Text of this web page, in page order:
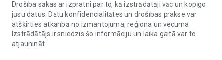
Augstas ātruma failu apstrāde
Precīza formatējuma un fontu attēlošana
Datu kešatmiņa ātrai atkārtotai piekļuvei
Vienkārša un intuitīva lietotāja saskarne
Drošība sākas ar izpratni par to, kā izstrādātāji vāc un kopīgo
jūsu datus. Datu konfidencialitātes un drošības prakse var
atšķirties atkarībā no izmantojuma, reģiona un vecuma.
Izstrādātājs ir sniedzis šo informāciju un laika gaitā var to
atjaunināt.